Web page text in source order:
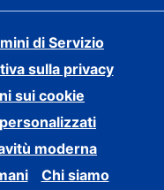
di Servizio
sulla privacy
sui cookie
moderna
Chi siamo